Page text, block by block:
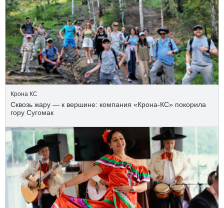
Крона КС
Сквозь жару — к вершине: компания «Крона‑КС» покорила
гору Сугомак